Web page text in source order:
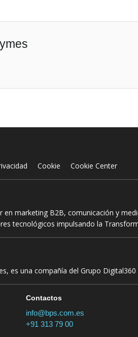
Cookie Cookie Center
en marketing B2B, comunicación y
tecnológicos impulsando la
es una compañía del Grupo Digital360
Contactos
info@bps.com.es
+91 313 79 00